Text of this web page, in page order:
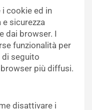
cookie ed in
sicurezza
dai browser. I
funzionalità per
di seguito
più diffusi.
disattivare i